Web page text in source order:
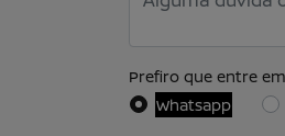
Prefiro que entre
Whatsapp